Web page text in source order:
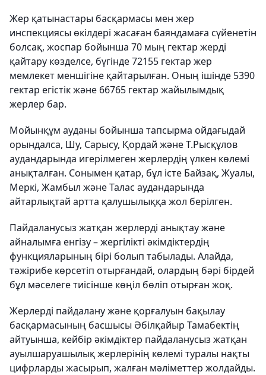
Жер қатынастары басқармасы мен жер
инспекциясы өкілдері жасаған баяндамаға сүйенетін
болсақ, жоспар бойынша 70 мың гектар жерді
қайтару көзделсе, бүгінде 72155 гектар жер
мемлекет меншігіне қайтарылған. Оның ішінде 5390
гектар егістік және 66765 гектар жайылымдық
жерлер бар.
Мойынқұм ауданы бойынша тапсырма ойдағыдай
орындалса, Шу, Сарысу, Қордай және Т.Рысқұлов
аудандарында игерілмеген жерлердің үлкен көлемі
анықталған. Сонымен қатар, бұл істе Байзақ, Жуалы,
Меркі, Жамбыл және Талас аудандарында
айтарлықтай артта қалушылыққа жол берілген.
Пайдаланусыз жатқан жерлерді анықтау және
айналымға енгізу – жергілікті әкімдіктердің
функцияларының бірі болып табылады. Алайда,
тәжірибе көрсетіп отырғандай, олардың бәрі бірдей
бұл мәселеге тиісінше көңіл бөліп отырған жоқ.
Жерлерді пайдалану және қорғалуын бақылау
басқармасының басшысы Әбілқайыр Тамабектің
айтуынша, кейбір әкімдіктер пайдаланусыз жатқан
ауылшаруашылық жерлерінің көлемі туралы нақты
цифрларды жасырып, жалған мәліметтер жолдайды.